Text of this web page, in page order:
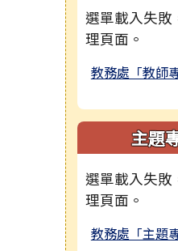
選單載入失敗
理頁面。
教務處「教師
主題
選單載入失敗
理頁面。
教務處「主題